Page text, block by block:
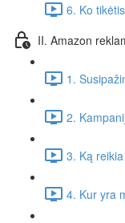
6. Ko
II. Amazon
1.
2.
3. Ką
4. Kur yra